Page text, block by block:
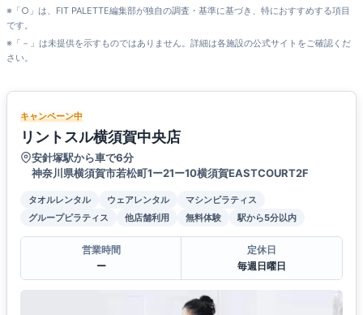
※「○」は、FIT PALETTE編集部が独自の調査・基準に基づき、特におすすめする項目
です。
※「－」は未提供を示すものではありません。詳細は各施設の公式サイトをご確認くだ
さい。
キャンペーン中
リントスル横須賀中央店
安針塚駅から車で6分
神奈川県横須賀市若松町1ー21ー10横須賀EASTCOURT2F
タオルレンタル ウェアレンタル
マシンピラティス
グループピラティス
他店舗利用 無料体験 駅から5分以内
営業時間
ー
定休日
毎週日曜日